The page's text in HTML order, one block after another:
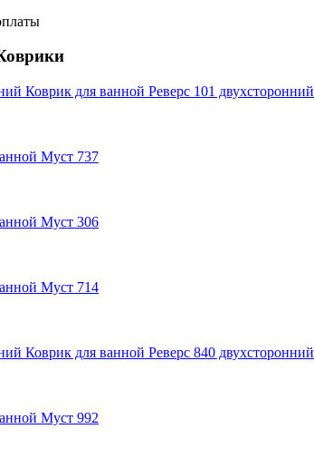
Коврик для ванной Реверс 101 двухсторонний
Муст 737
Муст 306
Муст 714
Коврик для ванной Реверс 840 двухсторонний
Муст 992